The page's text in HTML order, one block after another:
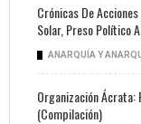
Crónicas De
Solar, Preso Político
ANARQUÍA Y
Organización
(compilación)